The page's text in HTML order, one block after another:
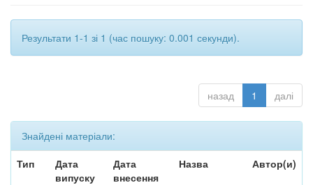
Результати 1-1 зі 1 (час пошуку: 0.001 секунди).
назад 1 далі
Знайдені матеріали:
Тип
Дата
випуску
Дата
внесення
Назва Автор(и)